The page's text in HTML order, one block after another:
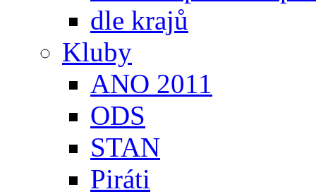
dle krajů
Kluby
ANO 2011
ODS
STAN
Piráti